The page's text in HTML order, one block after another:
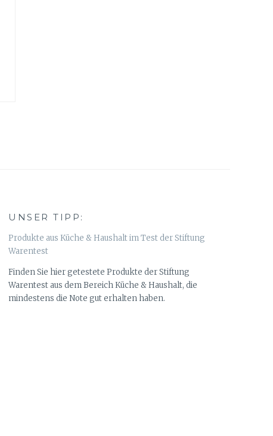
UNSER TIPP:
Produkte aus Küche & Haushalt im Test der Stiftung
Warentest
Finden Sie hier getestete Produkte der Stiftung
Warentest aus dem Bereich Küche & Haushalt, die
mindestens die Note gut erhalten haben.